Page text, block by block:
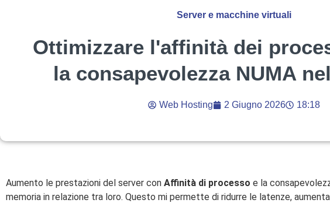
Server e macchine virtuali
Ottimizzare l'affinità dei
la consapevolezza NUMA
Web Hosting 2 Giugno 2026 18:18
Aumento le prestazioni del server con Affinità di processo e la
memoria in relazione tra loro. Questo mi permette di ridurre le latenze,